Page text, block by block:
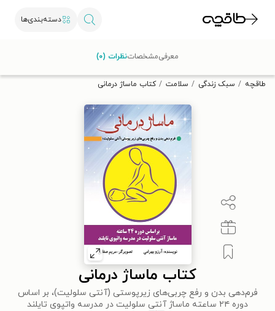
دسته‌بندی‌ها
تخفیف از طاقچه دریافت کن.
طاقچه سبک زندگی سلامت کتاب ماساژ درمانی
کتاب ماساژ درمانی
فرم‌دهی بدن و رفع چربی‌های زیرپوستی (آنتی سلولیت)، بر اساس
دوره ۲۴ ساعته ماساژ آنتی سلولیت در مدرسه واتپوی تایلند
معرفیمشخصاتنظرات (۰)